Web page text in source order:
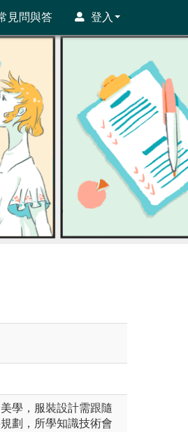
見問與答 登入
學，服裝設計需跟隨
劃，所學知識技術會